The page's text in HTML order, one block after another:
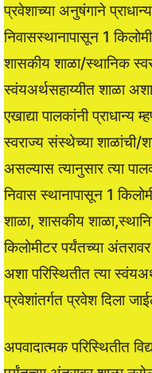
प्रवेशाच्या अनुषंगाने
निवासस्थानापासून 1
शासकीय शाळा/स्थानिक
स्वंयअर्थसहाय्यीत शाळा
एखाद्या पालकांनी
स्वराज्य संस्थेच्या शाळांची/
असल्यास त्यानुसार त्या
निवास स्थानापासून 1
शाळा, शासकीय
किलोमीटर पर्यंतच्या
अशा परिस्थितीत त्या
प्रवेशांतर्गत प्रवेश दिला
अपवादात्मक परिस्थितीत